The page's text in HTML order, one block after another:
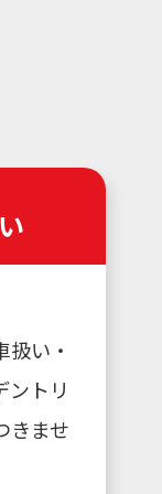
い・
ントリ
きませ